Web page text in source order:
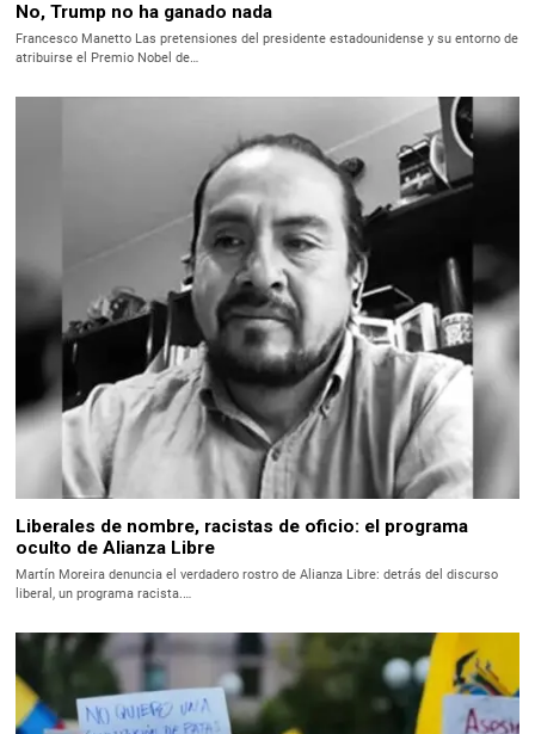
No, Trump no ha ganado nada
Francesco Manetto Las pretensiones del presidente estadounidense y su entorno de
atribuirse el Premio Nobel de…
Liberales de nombre, racistas de oficio: el programa
oculto de Alianza Libre
Martín Moreira denuncia el verdadero rostro de Alianza Libre: detrás del discurso
liberal, un programa racista.…